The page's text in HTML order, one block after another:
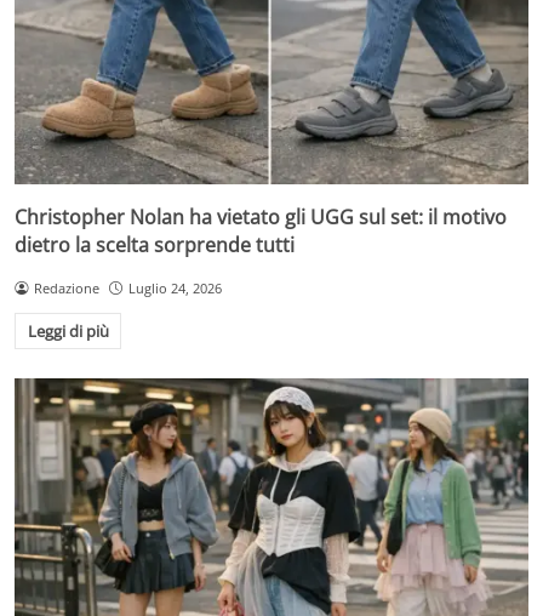
Christopher Nolan ha vietato gli UGG sul set: il motivo
dietro la scelta sorprende tutti
Redazione Luglio 24, 2026
Leggi di più